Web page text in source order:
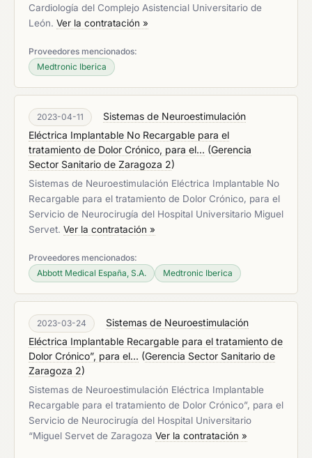
Cardiología del Complejo Asistencial Universitario de
León. Ver la contratación »
Proveedores mencionados:
Medtronic Iberica
2023-04-11
Sistemas de Neuroestimulación
Eléctrica Implantable No Recargable para el
tratamiento de Dolor Crónico, para el... (Gerencia
Sector Sanitario de Zaragoza 2)
Sistemas de Neuroestimulación Eléctrica Implantable No
Recargable para el tratamiento de Dolor Crónico, para el
Servicio de Neurocirugía del Hospital Universitario Miguel
Servet. Ver la contratación »
Proveedores mencionados:
Abbott Medical España, S.A.
Medtronic Iberica
2023-03-24
Sistemas de Neuroestimulación
Eléctrica Implantable Recargable para el tratamiento de
Dolor Crónico”, para el... (Gerencia Sector Sanitario de
Zaragoza 2)
Sistemas de Neuroestimulación Eléctrica Implantable
Recargable para el tratamiento de Dolor Crónico”, para el
Servicio de Neurocirugía del Hospital Universitario
“Miguel Servet de Zaragoza Ver la contratación »